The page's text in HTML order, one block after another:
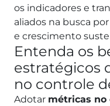
os indicadores e
aliados na busca
e crescimento
Entenda os
estratégicos
no controle
Adotar métricas no